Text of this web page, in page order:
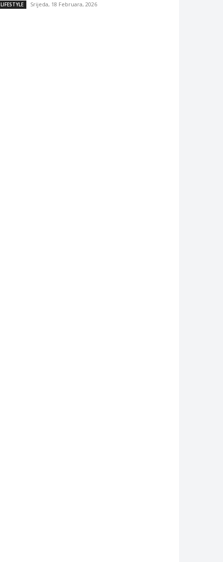
LIFESTYLE Srijeda, 18 Februara, 2026